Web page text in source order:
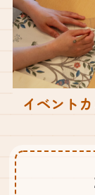
イベント